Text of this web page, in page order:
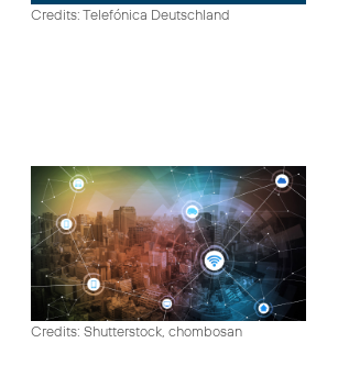
Credits: Telefónica Deutschland
Credits: Shutterstock, chombosan